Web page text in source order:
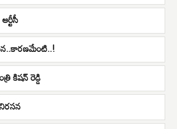
కిషన్ రెడ్డి